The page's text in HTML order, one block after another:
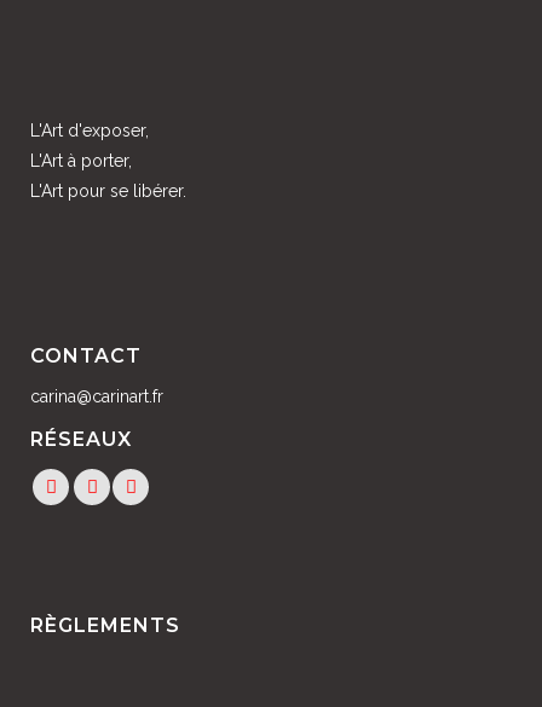
L'Art d'exposer,
L'Art à porter,
L'Art pour se libérer.
CONTACT
carina@carinart.fr
RÉSEAUX
RÈGLEMENTS